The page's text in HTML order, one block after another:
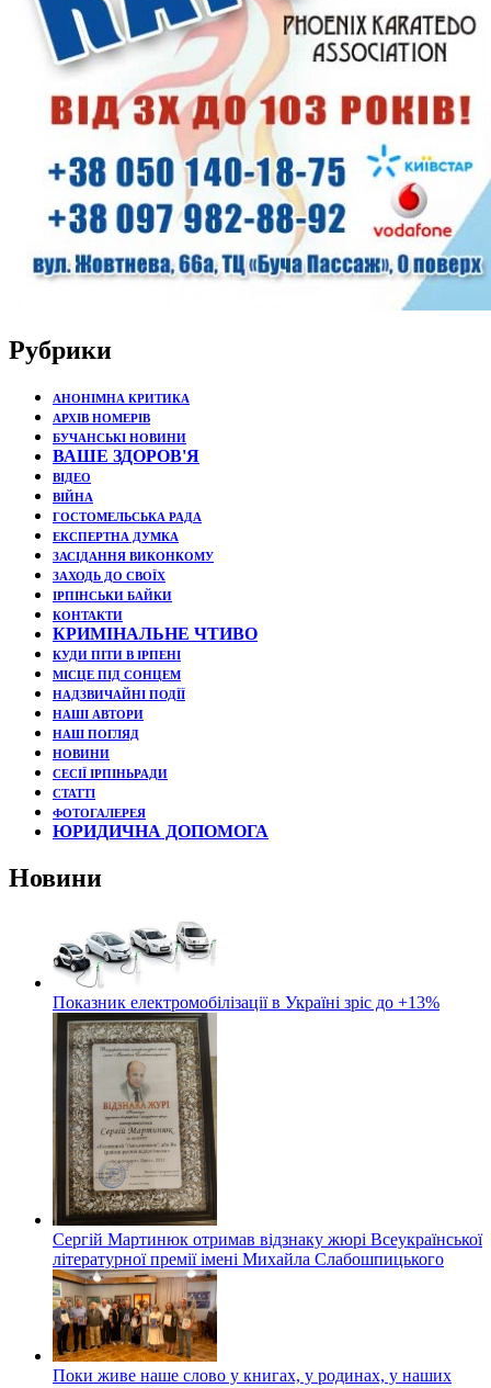
Рубрики
АНОНІМНА КРИТИКА
АРХІВ НОМЕРІВ
БУЧАНСЬКІ НОВИНИ
ВАШЕ ЗДОРОВ'Я
ВІДЕО
ВІЙНА
ГОСТОМЕЛЬСЬКА РАДА
ЕКСПЕРТНА ДУМКА
ЗАСІДАННЯ ВИКОНКОМУ
ЗАХОДЬ ДО СВОЇХ
ІРПІНСЬКИ БАЙКИ
КОНТАКТИ
КРИМІНАЛЬНЕ ЧТИВО
КУДИ ПІТИ В ІРПЕНІ
МІСЦЕ ПІД СОНЦЕМ
НАДЗВИЧАЙНІ ПОДЇЇ
НАШІ АВТОРИ
НАШ ПОГЛЯД
НОВИНИ
СЕСІЇ ІРПІНЬРАДИ
СТАТТІ
ФОТОГАЛЕРЕЯ
ЮРИДИЧНА ДОПОМОГА
Новини
Показник електромобілізації в Україні зріс до +13%
Сергій Мартинюк отримав відзнаку жюрі Всеукраїнської
літературної премії імені Михайла Слабошпицького
Поки живе наше слово у книгах, у родинах, у наших